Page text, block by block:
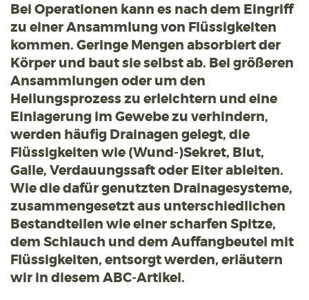
Bei Operationen kann es nach dem Eingriff
zu einer Ansammlung von Flüssigkeiten
kommen. Geringe Mengen absorbiert der
Körper und baut sie selbst ab. Bei größeren
Ansammlungen oder um den
Heilungsprozess zu erleichtern und eine
Einlagerung im Gewebe zu verhindern,
werden häufig Drainagen gelegt, die
Flüssigkeiten wie (Wund-)Sekret, Blut,
Galle, Verdauungssaft oder Eiter ableiten.
Wie die dafür genutzten Drainagesysteme,
zusammengesetzt aus unterschiedlichen
Bestandteilen wie einer scharfen Spitze,
dem Schlauch und dem Auffangbeutel mit
Flüssigkeiten, entsorgt werden, erläutern
wir in diesem ABC-Artikel.